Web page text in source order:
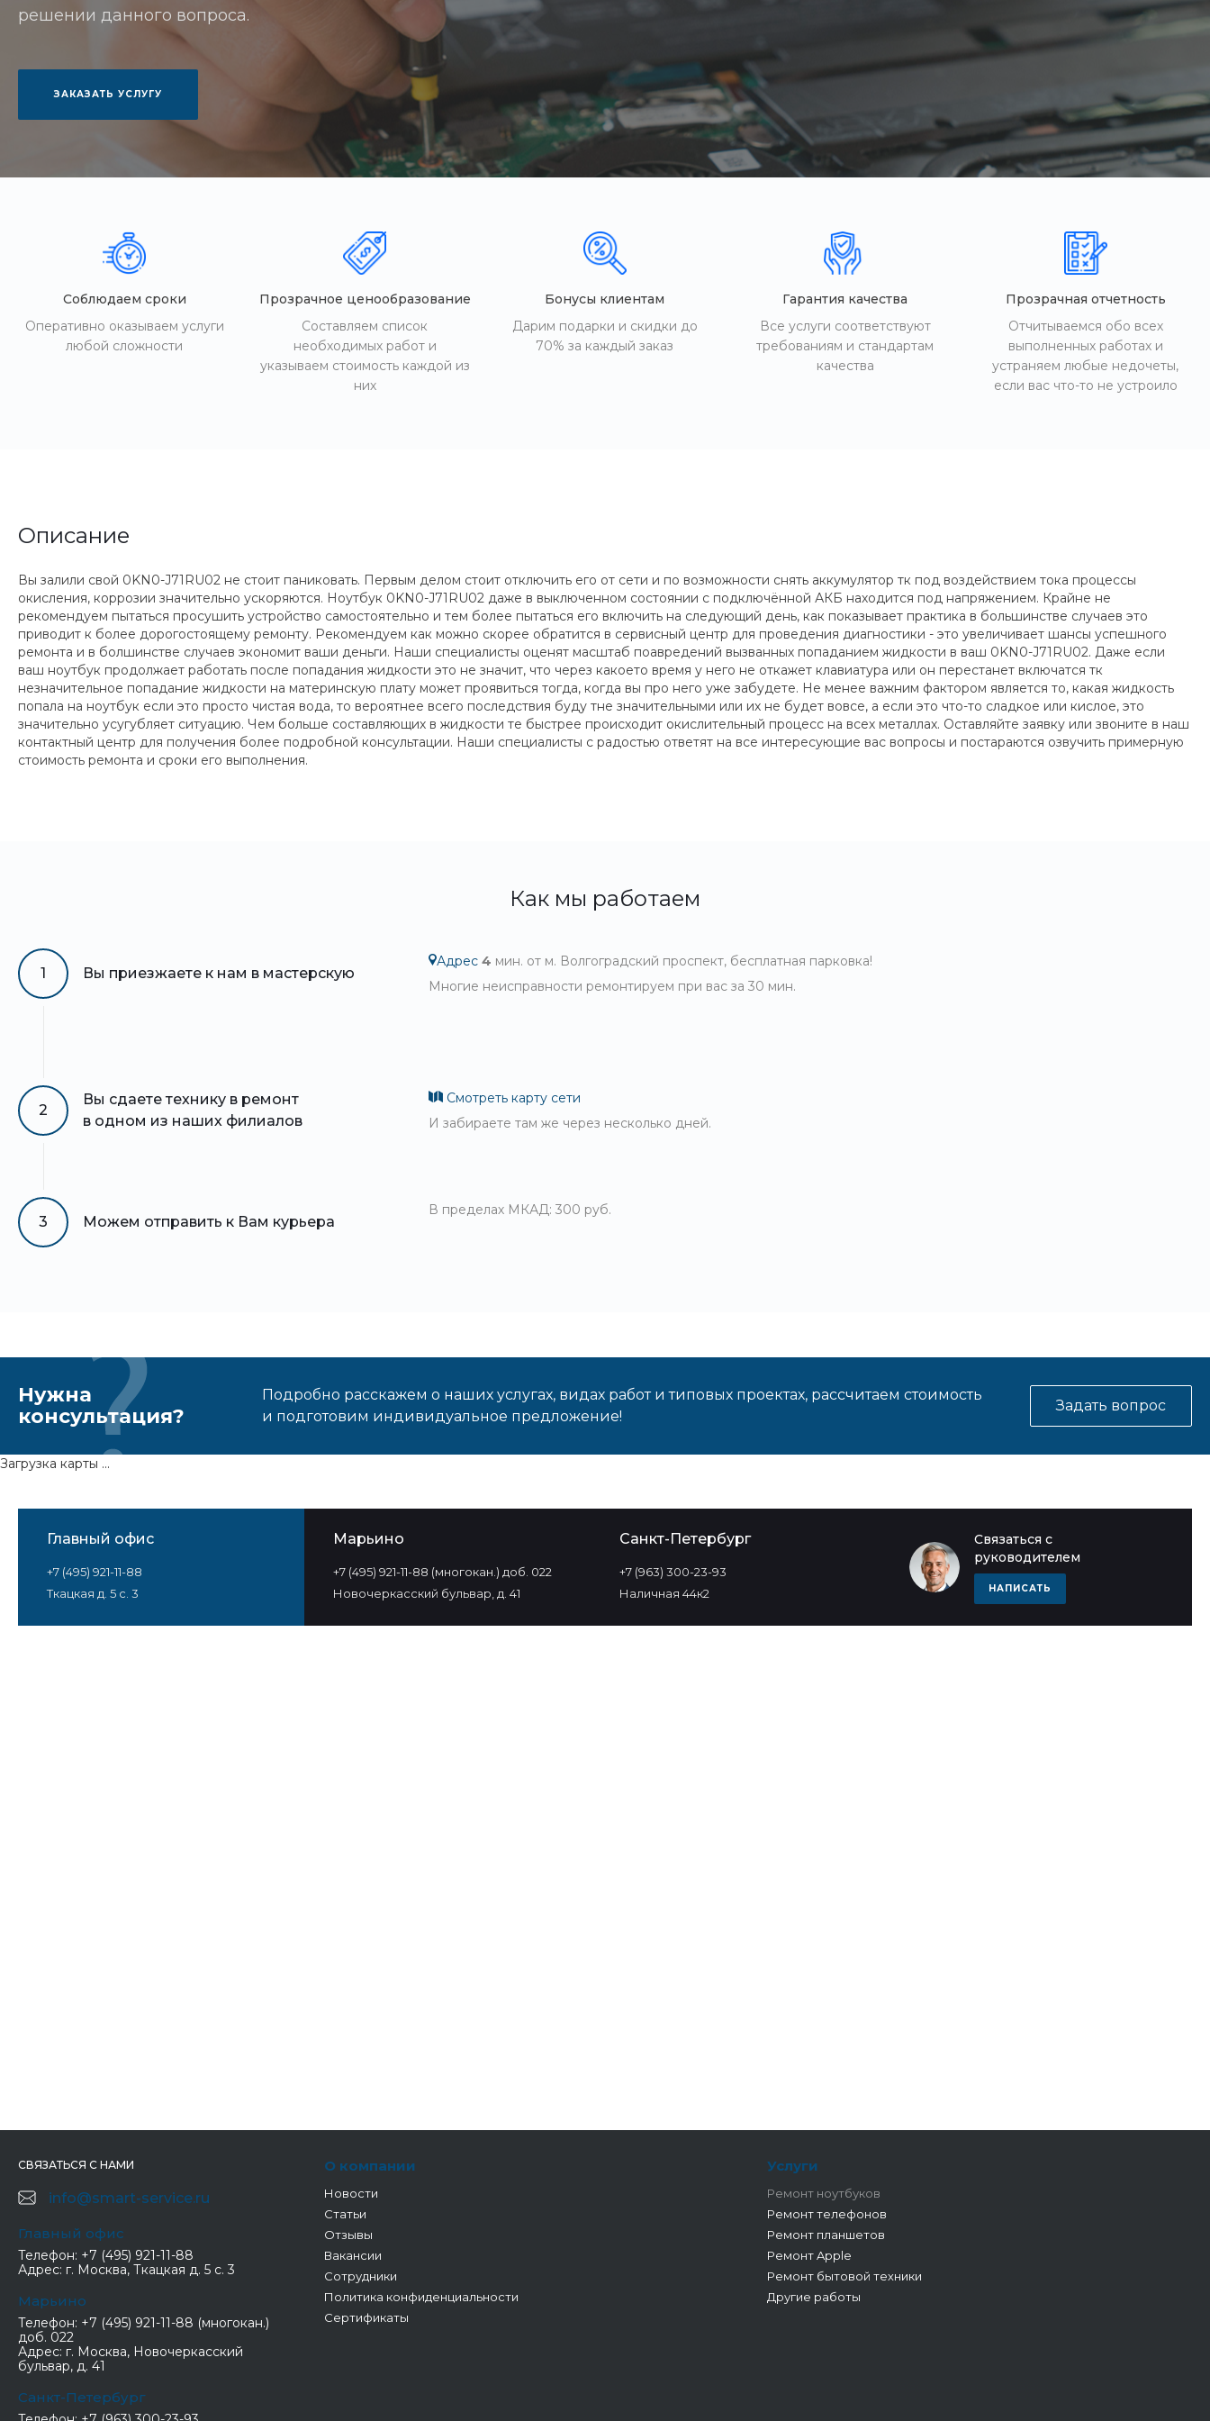
решении данного вопроса.
ЗАКАЗАТЬ УСЛУГУ
Соблюдаем сроки
Оперативно оказываем услуги
любой сложности
Прозрачное ценообразование
Составляем список
необходимых работ и
указываем стоимость каждой из
них
Бонусы клиентам
Дарим подарки и скидки до
70% за каждый заказ
Гарантия качества
Все услуги соответствуют
требованиям и стандартам
качества
Прозрачная отчетность
Отчитываемся обо всех
выполненных работах и
устраняем любые недочеты,
если вас что-то не устроило
Описание
Вы залили свой 0KN0-J71RU02 не стоит паниковать. Первым делом стоит отключить его от сети и по возможности снять аккумулятор тк под воздействием тока процессы
окисления, коррозии значительно ускоряются. Ноутбук 0KN0-J71RU02 даже в выключенном состоянии с подключённой АКБ находится под напряжением. Крайне не
рекомендуем пытаться просушить устройство самостоятельно и тем более пытаться его включить на следующий день, как показывает практика в большинстве случаев это
приводит к более дорогостоящему ремонту. Рекомендуем как можно скорее обратится в сервисный центр для проведения диагностики - это увеличивает шансы успешного
ремонта и в болшинстве случаев экономит ваши деньги. Наши специалисты оценят масштаб поавредений вызванных попаданием жидкости в ваш 0KN0-J71RU02. Даже если
ваш ноутбук продолжает работать после попадания жидкости это не значит, что через какоето время у него не откажет клавиатура или он перестанет включатся тк
незначительное попадание жидкости на материнскую плату может проявиться тогда, когда вы про него уже забудете. Не менее важним фактором является то, какая жидкость
попала на ноутбук если это просто чистая вода, то вероятнее всего последствия буду тне значительными или их не будет вовсе, а если это что-то сладкое или кислое, это
значительно усугубляет ситуацию. Чем больше составляющих в жидкости те быстрее происходит окислительный процесс на всех металлах. Оставляйте заявку или звоните в наш
контактный центр для получения более подробной консультации. Наши специалисты с радостью ответят на все интересующие вас вопросы и постараются озвучить примерную
стоимость ремонта и сроки его выполнения.
Как мы работаем
1 Вы приезжаете к нам в мастерскую
Адрес 4 мин. от м. Волгоградский проспект, бесплатная парковка!
Многие неисправности ремонтируем при вас за 30 мин.
2
Вы сдаете технику в ремонт
в одном из наших филиалов
Смотреть карту сети
И забираете там же через несколько дней.
3 Можем отправить к Вам курьера
В пределах МКАД: 300 руб.
Нужна
консультация?
Подробно расскажем о наших услугах, видах работ и типовых проектах, рассчитаем стоимость
и подготовим индивидуальное предложение!
Задать вопрос
Связаться с
руководителем
НАПИСАТЬ
Главный офис
+7 (495) 921-11-88
Ткацкая д. 5 с. 3
Марьино
+7 (495) 921-11-88 (многокан.) доб. 022
Новочеркасский бульвар, д. 41
Санкт-Петербург
+7 (963) 300-23-93
Наличная 44к2
Загрузка карты ...
СВЯЗАТЬСЯ С НАМИ
info@smart-service.ru
Главный офис
Телефон: +7 (495) 921-11-88
Адрес: г. Москва, Ткацкая д. 5 с. 3
Марьино
Телефон: +7 (495) 921-11-88 (многокан.)
доб. 022
Адрес: г. Москва, Новочеркасский
бульвар, д. 41
Санкт-Петербург
О компании
Новости
Статьи
Отзывы
Вакансии
Сотрудники
Политика конфиденциальности
Сертификаты
Услуги
Ремонт ноутбуков
Ремонт телефонов
Ремонт планшетов
Ремонт Apple
Ремонт бытовой техники
Другие работы